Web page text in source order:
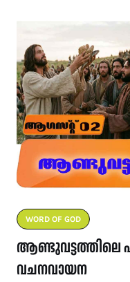
WORD OF GOD
ആണ്ടുവട്ടത്തിലെ
വചനവായന